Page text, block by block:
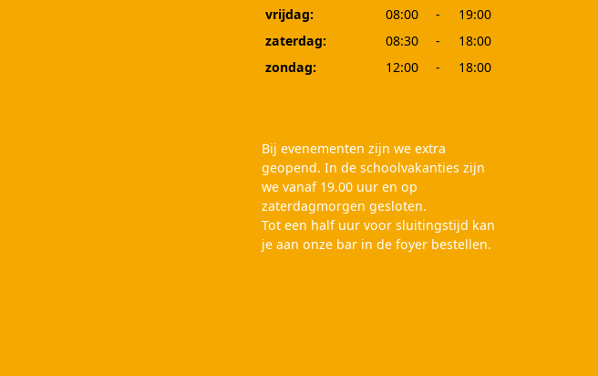
vrijdag:
08:00 -
19:00
zaterdag:
08:30 -
18:00
zondag:
12:00 - 18:00
Bij evenementen zijn we extra
geopend. In de schoolvakanties zijn
we vanaf 19.00 uur en op
zaterdagmorgen gesloten.
Tot een half uur voor sluitingstijd kan
je aan onze bar in de foyer bestellen.